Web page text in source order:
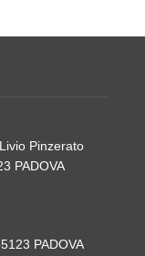
Pinzerato
PADOVA
PADOVA